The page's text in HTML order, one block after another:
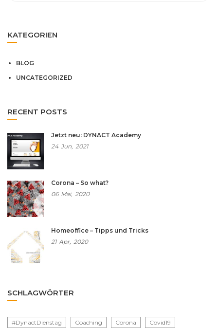
KATEGORIEN
BLOG
UNCATEGORIZED
RECENT POSTS
Jetzt neu: DYNACT Academy
24 Jun, 2021
Corona – So what?
06 Mai, 2020
Homeoffice – Tipps und Tricks
21 Apr, 2020
SCHLAGWÖRTER
#DynactDienstag Coaching Corona Covid19